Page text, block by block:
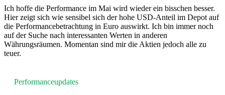
Ich hoffe die Performance im Mai wird wieder ein bisschen besser.
Hier zeigt sich wie sensibel sich der hohe USD-Anteil im Depot auf
die Performancebetrachtung in Euro auswirkt. Ich bin immer noch
auf der Suche nach interessanten Werten in anderen
Währungsräumen. Momentan sind mir die Aktien jedoch alle zu
teuer.
Performanceupdates